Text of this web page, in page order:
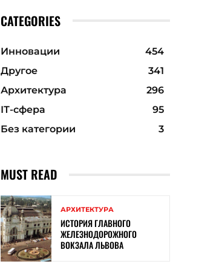
CATEGORIES
Инновации
454
Другое
341
Архитектура
296
ІТ-сфера
95
Без категории
3
MUST READ
АРХИТЕКТУРА
ИСТОРИЯ ГЛАВНОГО
ЖЕЛЕЗНОДОРОЖНОГО
ВОКЗАЛА ЛЬВОВА